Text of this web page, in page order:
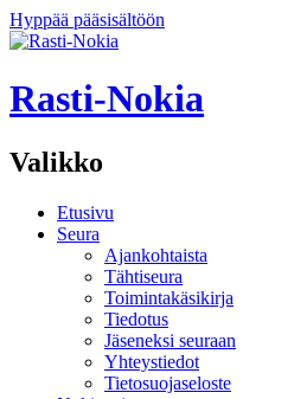
Hyppää pääsisältöön
Rasti-Nokia
Valikko
Etusivu
Seura
Ajankohtaista
Tähtiseura
Toimintakäsikirja
Tiedotus
Jäseneksi seuraan
Yhteystiedot
Tietosuojaseloste